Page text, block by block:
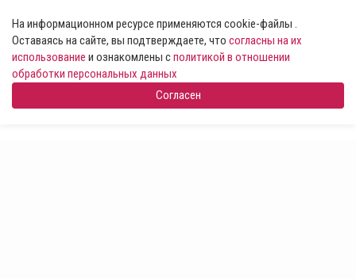
На информационном ресурсе применяются cookie-файлы .
Оставаясь на сайте, вы подтверждаете, что согласны на их
использование и ознакомлены сполитикой в отношении
обработки персональных данных
Согласен